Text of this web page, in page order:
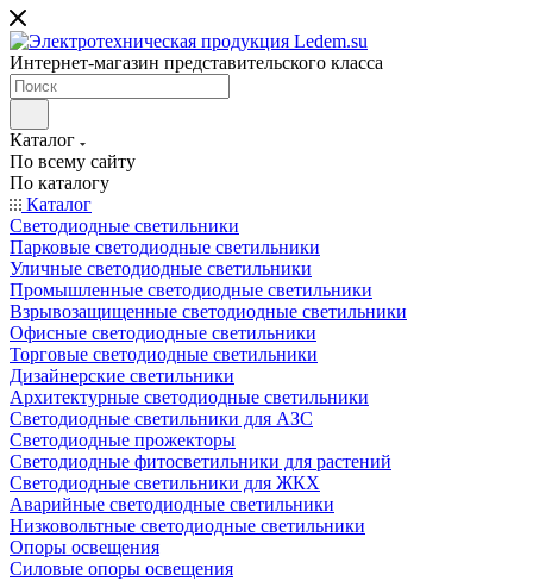
Интернет-магазин представительского класса
Каталог
По всему сайту
По каталогу
Каталог
Светодиодные светильники
Парковые светодиодные светильники
Уличные светодиодные светильники
Промышленные светодиодные светильники
Взрывозащищенные светодиодные светильники
Офисные светодиодные светильники
Торговые светодиодные светильники
Дизайнерские светильники
Архитектурные светодиодные светильники
Светодиодные светильники для АЗС
Светодиодные прожекторы
Светодиодные фитосветильники для растений
Светодиодные светильники для ЖКХ
Аварийные светодиодные светильники
Низковольтные светодиодные светильники
Опоры освещения
Силовые опоры освещения